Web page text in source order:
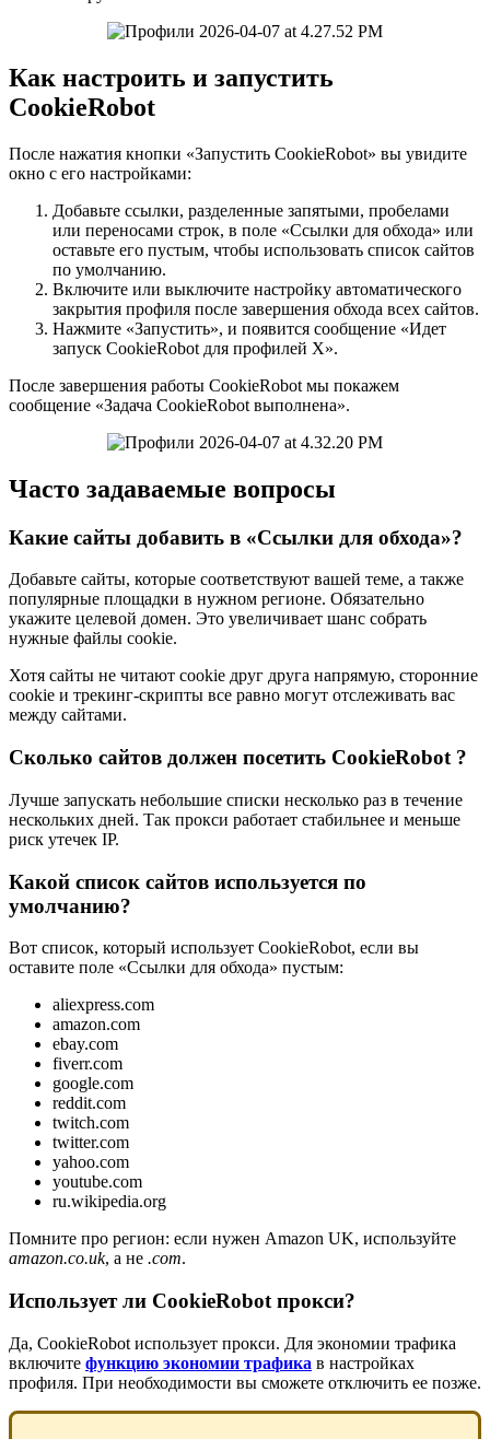
Как настроить и запустить
CookieRobot
После нажатия кнопки «Запустить CookieRobot» вы увидите
окно с его настройками:
Добавьте ссылки, разделенные запятыми, пробелами
или переносами строк, в поле «Ссылки для обхода» или
оставьте его пустым, чтобы использовать список сайтов
по умолчанию.
Включите или выключите настройку автоматического
закрытия профиля после завершения обхода всех сайтов.
Нажмите «Запустить», и появится сообщение «Идет
запуск CookieRobot для профилей X».
После завершения работы CookieRobot мы покажем
сообщение «Задача CookieRobot выполнена».
Часто задаваемые вопросы
Какие сайты добавить в «Ссылки для обхода»?
Добавьте сайты, которые соответствуют вашей теме, а также
популярные площадки в нужном регионе. Обязательно
укажите целевой домен. Это увеличивает шанс собрать
нужные файлы cookie.
Хотя сайты не читают cookie друг друга напрямую, сторонние
cookie и трекинг-скрипты все равно могут отслеживать вас
между сайтами.
Сколько сайтов должен посетить CookieRobot ?
Лучше запускать небольшие списки несколько раз в течение
нескольких дней. Так прокси работает стабильнее и меньше
риск утечек IP.
Какой список сайтов используется по
умолчанию?
Вот список, который использует CookieRobot, если вы
оставите поле «Ссылки для обхода» пустым:
aliexpress.com
amazon.com
ebay.com
fiverr.com
google.com
reddit.com
twitch.com
twitter.com
yahoo.com
youtube.com
ru.wikipedia.org
Помните про регион: если нужен Amazon UK, используйте
amazon.co.uk, а не .com.
Использует ли CookieRobot прокси?
Да, CookieRobot использует прокси. Для экономии трафика
включите функцию экономии трафика в настройках
профиля. При необходимости вы сможете отключить ее позже.